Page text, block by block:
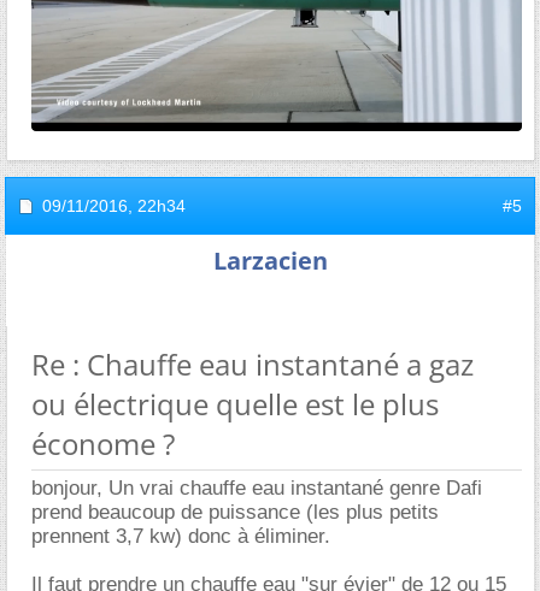
09/11/2016, 22h34 #5
Larzacien
Re : Chauffe eau instantané a gaz
ou électrique quelle est le plus
économe ?
bonjour, Un vrai chauffe eau instantané genre Dafi
prend beaucoup de puissance (les plus petits
prennent 3,7 kw) donc à éliminer.
Il faut prendre un chauffe eau "sur évier" de 12 ou 15